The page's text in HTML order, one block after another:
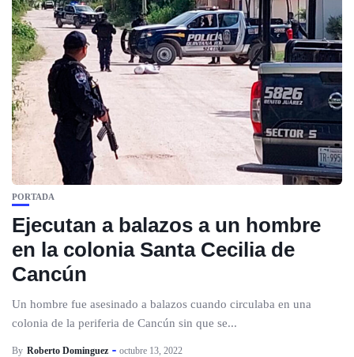
PORTADA
Ejecutan a balazos a un hombre
en la colonia Santa Cecilia de
Cancún
Un hombre fue asesinado a balazos cuando circulaba en una
colonia de la periferia de Cancún sin que se...
By Roberto Dominguez octubre 13, 2022